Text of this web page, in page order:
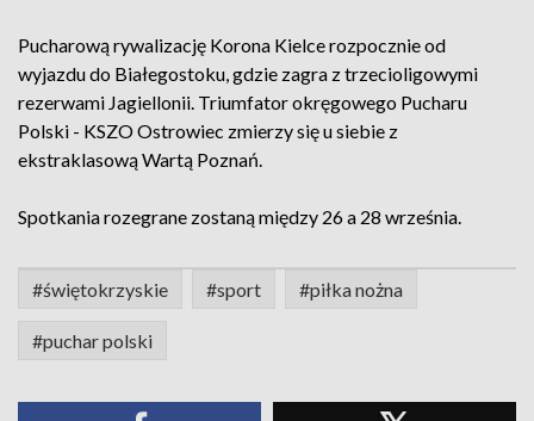
Pucharową rywalizację Korona Kielce rozpocznie od
wyjazdu do Białegostoku, gdzie zagra z trzecioligowymi
rezerwami Jagiellonii. Triumfator okręgowego Pucharu
Polski - KSZO Ostrowiec zmierzy się u siebie z
ekstraklasową Wartą Poznań.
Spotkania rozegrane zostaną między 26 a 28 września.
#świętokrzyskie #sport #piłka nożna
#puchar polski